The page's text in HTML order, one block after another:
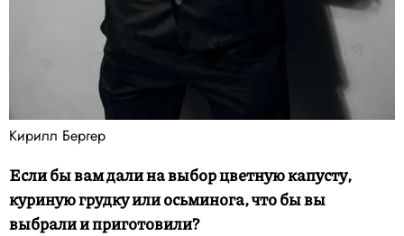
Кирилл Бергер
Если бы вам дали на выбор цветную капусту,
куриную грудку или осьминога, что бы вы
выбрали и приготовили?